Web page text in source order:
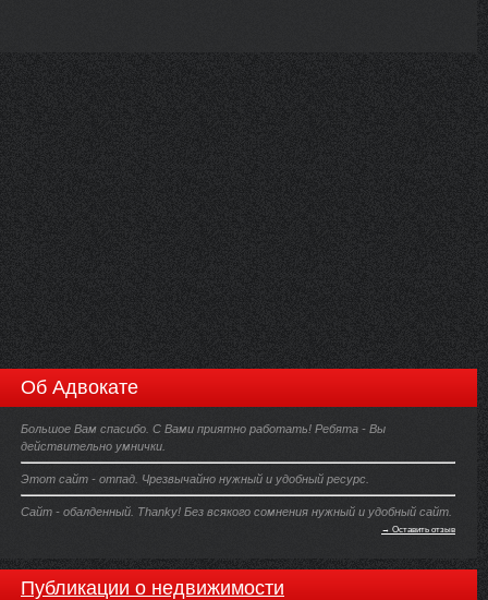
Об Адвокате
Большое Вам спасибо. С Вами приятно работать! Ребята - Вы
действительно умнички.
Этот сайт - отпад. Чрезвычайно нужный и удобный ресурс.
Сайт - обалденный. Thanky! Без всякого сомнения нужный и удобный сайт.
→ Оставить отзыв
Публикации о недвижимости